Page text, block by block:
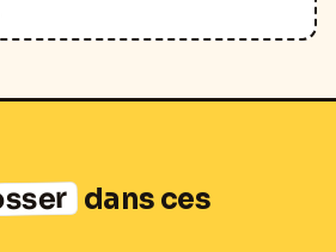
dans ces